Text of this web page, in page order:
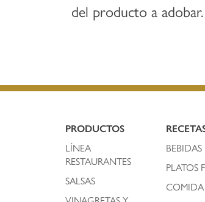
del producto a adobar.
PRODUCTOS
LÍNEA
RESTAURANTES
SALSAS
BEBIDAS
PLATOS